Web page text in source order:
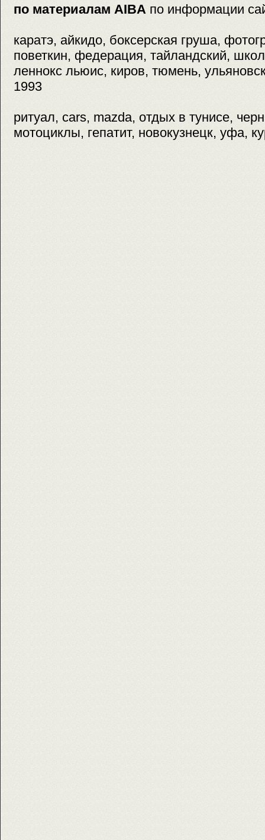
по материалам AIBA по информации
каратэ, айкидо, боксерская груша,
поветкин, федерация, тайландский,
леннокс льюис, киров, тюмень,
1993
ритуал, cars, mazda, отдых в тунисе,
мотоциклы, гепатит, новокузнецк, уфа,